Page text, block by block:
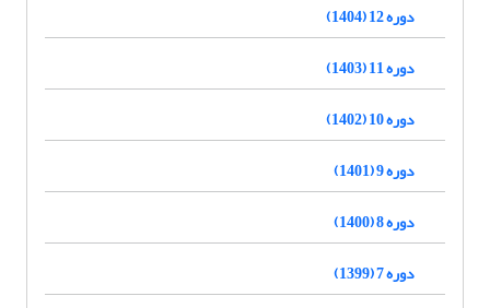
دوره 12 (1404)
دوره 11 (1403)
دوره 10 (1402)
دوره 9 (1401)
دوره 8 (1400)
دوره 7 (1399)